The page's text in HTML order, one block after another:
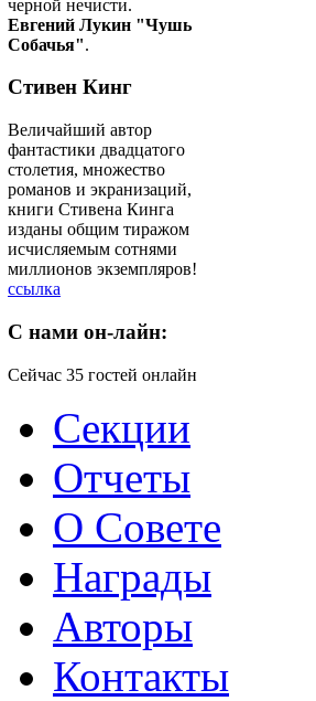
черной нечисти.
Евгений Лукин "Чушь
Собачья".
Стивен Кинг
Величайший автор
фантастики двадцатого
столетия, множество
романов и экранизаций,
книги Стивена Кинга
изданы общим тиражом
исчисляемым сотнями
миллионов экземпляров!
ссылка
C нами он-лайн:
Сейчас 35 гостей онлайн
Секции
Отчеты
О Совете
Награды
Авторы
Контакты